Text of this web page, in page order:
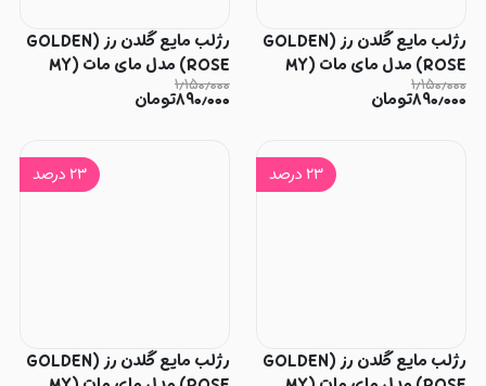
رژلب مایع گلدن رز (GOLDEN
ROSE) مدل مای مات (MY
MATTE) شماره 27
۱٫۱۵۰٫۰۰۰
۸۹۰٫۰۰۰تومان
رژلب مایع گلدن رز (GOLDEN
ROSE) مدل مای مات (MY
MATTE) شماره 25
۱٫۱۵۰٫۰۰۰
۸۹۰٫۰۰۰تومان
۲۳ درصد
رژلب مایع گلدن رز (GOLDEN
۲۳ درصد
رژلب مایع گلدن رز (GOLDEN